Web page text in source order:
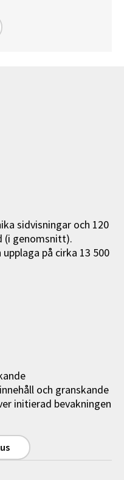
sidvisningar och 120
(i genomsnitt).
på cirka 13 500
och granskande
initierad bevakningen